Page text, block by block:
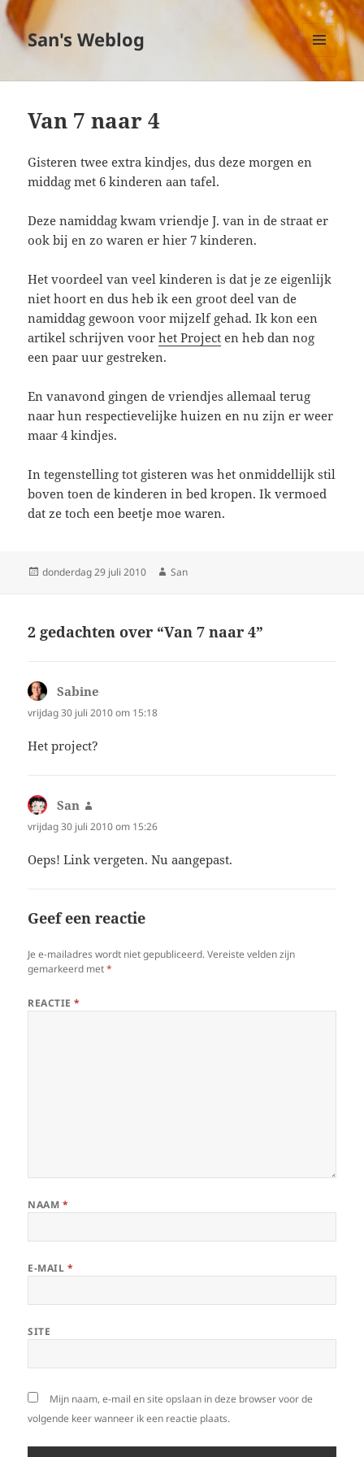
San's Weblog
MENU
EN
Van 7 naar 4
Gisteren twee extra kindjes, dus deze morgen en
middag met 6 kinderen aan tafel.
Deze namiddag kwam vriendje J. van in de straat er
ook bij en zo waren er hier 7 kinderen.
Het voordeel van veel kinderen is dat je ze eigenlijk
niet hoort en dus heb ik een groot deel van de
namiddag gewoon voor mijzelf gehad. Ik kon een
artikel schrijven voorhet Project en heb dan nog
een paar uur gestreken.
En vanavond gingen de vriendjes allemaal terug
naar hun respectievelijke huizen en nu zijn er weer
maar 4 kindjes.
In tegenstelling tot gisteren was het onmiddellijk stil
boven toen de kinderen in bed kropen. Ik vermoed
dat ze toch een beetje moe waren.
Geplaatst
donderdag 29 juli 2010 Auteur
San
2 gedachten over “Van 7 naar 4”
Sabine
vrijdag 30 juli 2010 om 15:18
Het project?
San
vrijdag 30 juli 2010 om 15:26
Oeps! Link vergeten. Nu aangepast.
Geef een reactie
Je e-mailadres wordt niet gepubliceerd. Vereiste velden zijn
gemarkeerd met*
REACTIE*
NAAM *
E-MAIL *
SITE
Mijn naam, e-mail en site opslaan in deze browser voor de
volgende keer wanneer ik een reactie plaats.